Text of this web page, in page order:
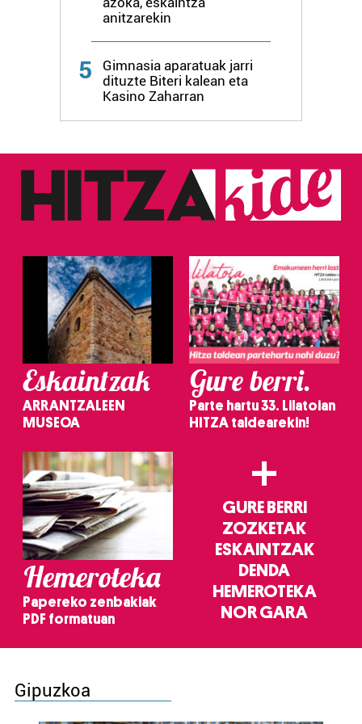
anitzarekin
5
Gimnasia aparatuak jarri
dituzte Biteri kalean eta
Kasino Zaharran
Eskaintzak
ARRANTZALEEN
MUSEOA
Gure berri.
Parte hartu 33. Lilatoian
HITZA taldearekin!
Hemeroteka
Papereko zenbakiak
PDF formatuan
+
GURE BERRI
ZOZKETAK
ESKAINTZAK
DENDA
HEMEROTEKA
NOR GARA
Gipuzkoa